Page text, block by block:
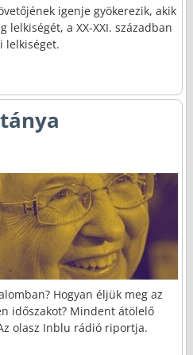
igenje gyökerezik, akik
lelkiségét, a XX-XXI. században
lelkiséget.
Hogyan éljük meg az
időszakot? Mindent átölelő
olasz Inblu rádió riportja.